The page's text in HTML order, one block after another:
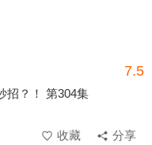
7.5
招？！ 第304集
收藏
分享